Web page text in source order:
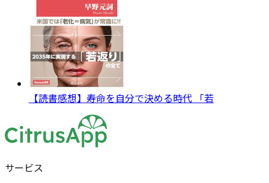
【読書感想】寿命を自分で決める時代 「若
サービス